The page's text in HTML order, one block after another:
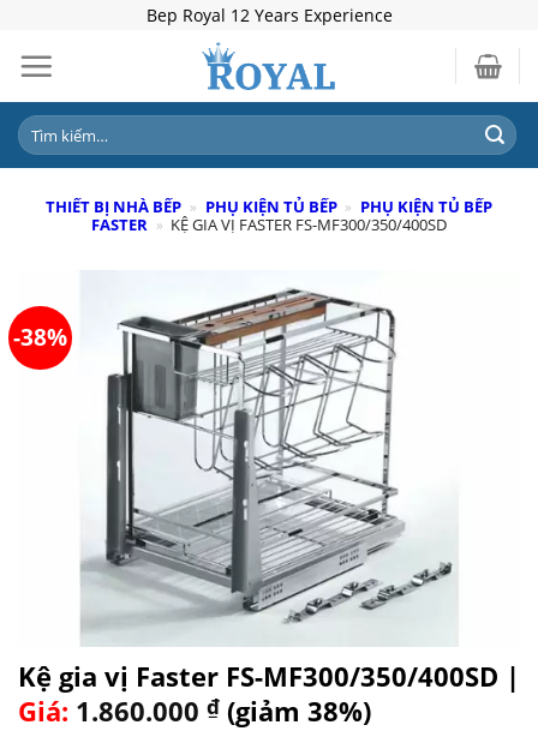
content
Bep Royal 12 Years Experience
Tìm
kiếm:
THIẾT BỊ NHÀ BẾP » PHỤ KIỆN TỦ BẾP » PHỤ KIỆN TỦ BẾP
FASTER » KỆ GIA VỊ FASTER FS-MF300/350/400SD
-38%
Kệ gia vị Faster FS-MF300/350/400SD |
Giá: 1.860.000 ₫ (giảm 38%)